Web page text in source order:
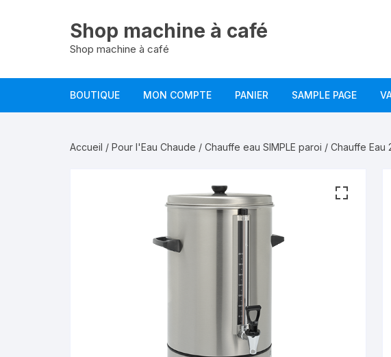
Shop machine à café
Shop machine à café
BOUTIQUE MON COMPTE PANIER SAMPLE PAGE
Accueil / Pour l'Eau Chaude / Chauffe eau SIMPLE paroi / Chauffe Eau